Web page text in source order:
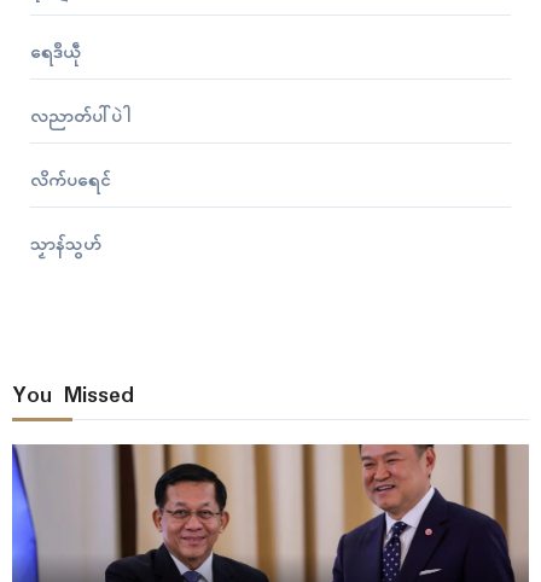
ရေဒဳယဵု
လညာတ်ပါ်ပဲါ
လိက်ပရေၚ်
သၟာန်သွဟ်
You Missed